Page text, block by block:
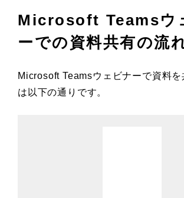
Microsoft Teamsウ
ーでの資料共有の流
Microsoft Teamsウェビナーで資料
は以下の通りです。